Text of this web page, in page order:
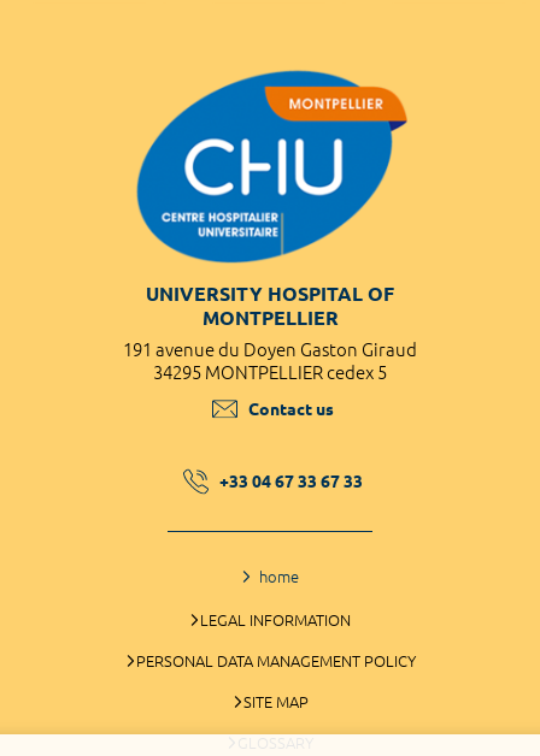
UNIVERSITY HOSPITAL OF
MONTPELLIER
191 avenue du Doyen Gaston Giraud
34295 MONTPELLIER cedex 5
Contact us
+33 04 67 33 67 33
home
LEGAL INFORMATION
PERSONAL DATA MANAGEMENT POLICY
SITE MAP
GLOSSARY